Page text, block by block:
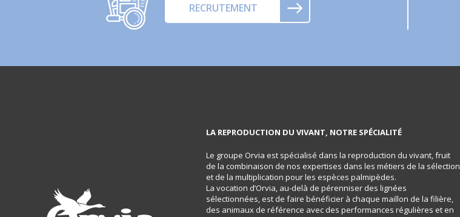
RECRUTEMENT
LA REPRODUCTION DU VIVANT, NOTRE SPÉCIALITÉ
Le groupe Orvia est spécialisé dans la reproduction du vivant, fruit
de la combinaison de nos expertises dans les métiers de la sélection
et de la multiplication pour les espèces palmipèdes.
La vocation d’Orvia, au-delà de pérenniser des lignées
sélectionnées, est de faire bénéficier à chaque maillon de la filière,
des animaux de référence avec des performances régulières et en